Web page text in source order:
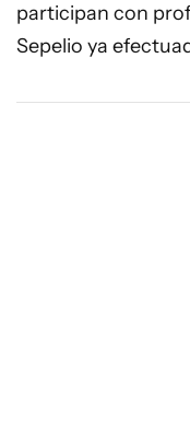
participan con
Sepelio ya